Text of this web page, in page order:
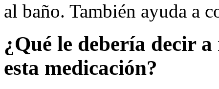
al baño. También ayuda a
¿Qué le debería decir
esta medicación?